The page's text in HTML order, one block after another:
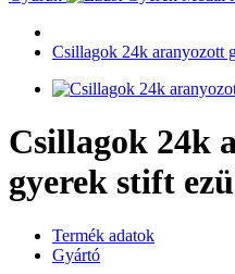
Csillagok 24k aranyozott
Csillagok 24k
gyerek stift
Termék adatok
Gyártó